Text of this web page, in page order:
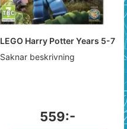
LEGO Harry Potter Years 5-7
Saknar beskrivning
559:-